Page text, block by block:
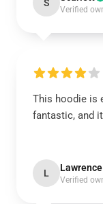
S
Verified
This hoodie is
fantastic, and
L Lawrence
Verified